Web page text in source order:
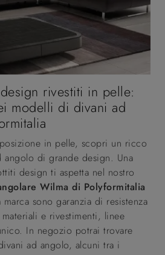
rivestiti in pelle:
modelli di divani ad
in pelle, scopri un ricco
di grande design. Una
design ti aspetta nel nostro
Wilma di Polyformitalia
sono garanzia di resistenza
e rivestimenti, linee
In negozio potrai trovare
ad angolo, alcuni tra i